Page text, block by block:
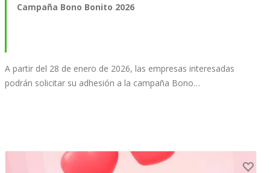
Campaña Bono Bonito 2026
A partir del 28 de enero de 2026, las empresas interesadas
podrán solicitar su adhesión a la campaña Bono…